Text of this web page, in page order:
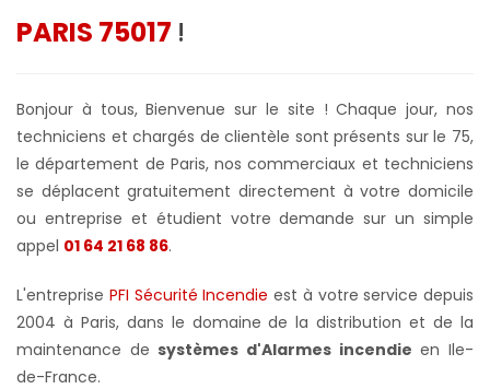
PARIS 75017 !
Bonjour à tous, Bienvenue sur le site ! Chaque jour, nos
techniciens et chargés de clientèle sont présents sur le 75,
le département de Paris, nos commerciaux et techniciens
se déplacent gratuitement directement à votre domicile
ou entreprise et étudient votre demande sur un simple
appel 01 64 21 68 86.
L'entreprise PFI Sécurité Incendie est à votre service depuis
2004 à Paris, dans le domaine de la distribution et de la
maintenance desystèmes d'Alarmes incendie en Ile-
de-France.